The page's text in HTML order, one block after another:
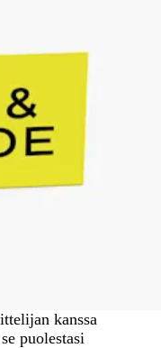
kanssa
puolestasi